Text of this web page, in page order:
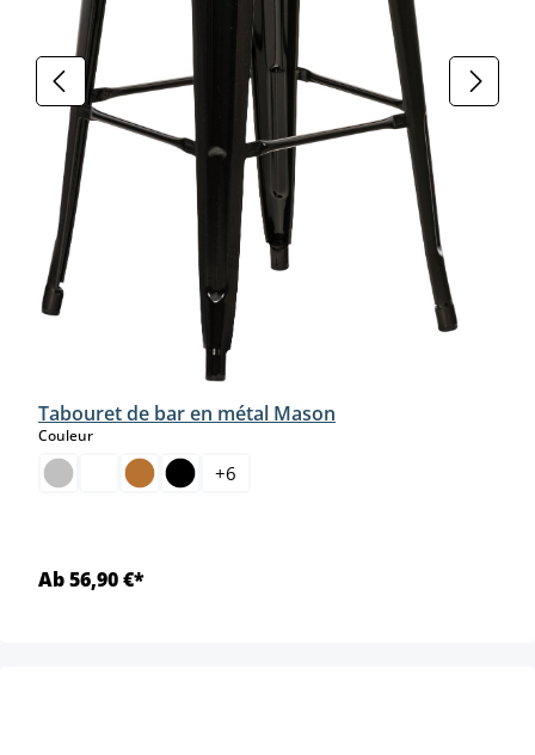
Tabouret de bar en métal Mason
Couleurselect
+6
Ab 56,90 €*